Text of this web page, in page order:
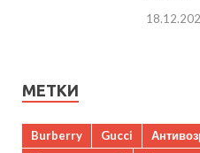
МЕТКИ
Burberry Gucci